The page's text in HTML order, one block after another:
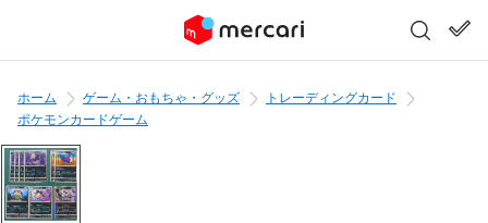
ホーム ゲーム・おもちゃ・グッズ
トレーディングカード
ポケモンカードゲーム